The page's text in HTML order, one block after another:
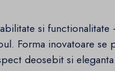
si functionalitate
Forma inovatoare
deosebit si eleganta.